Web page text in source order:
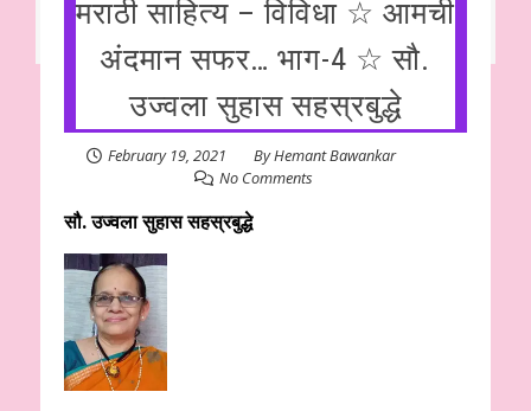
मराठी साहित्य – विविधा ☆ आमची‌
अंदमान सफर… भाग-4 ☆ सौ.
उज्वला सुहास सहस्रबुद्धे
February 19, 2021 ByHemant Bawankar
No Comments
सौ. उज्वला सुहास सहस्रबुद्धे